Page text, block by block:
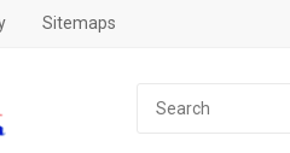
Sitemaps